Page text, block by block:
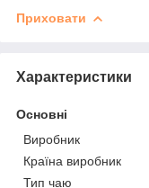
Приховати
Характеристики
Основні
Виробник
Країна виробник
Тип чаю